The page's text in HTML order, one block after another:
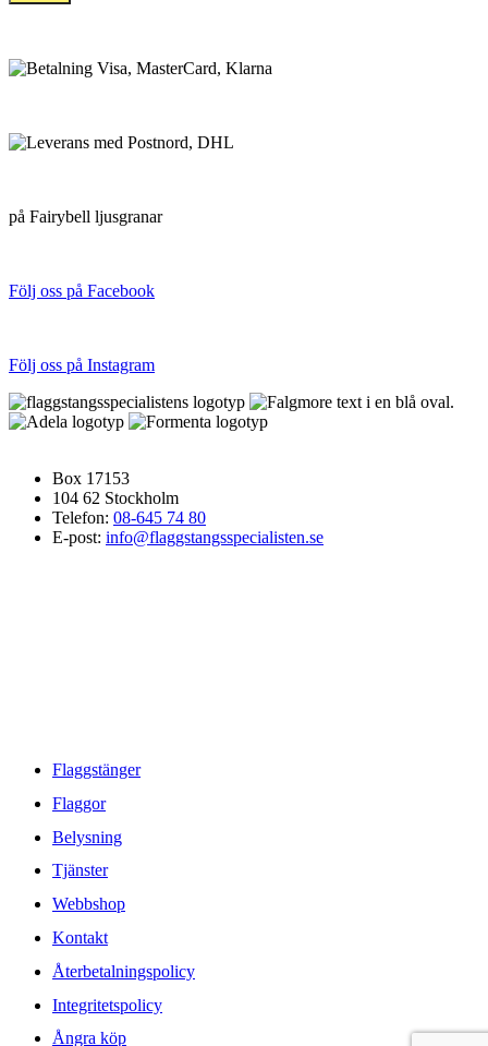
på Fairybell ljusgranar
Följ oss på Facebook
Följ oss på Instagram
Box 17153
104 62 Stockholm
Telefon: 08-645 74 80
E-post: info@flaggstangsspecialisten.se
Flaggstänger
Flaggor
Belysning
Tjänster
Webbshop
Kontakt
Återbetalningspolicy
Integritetspolicy
Ångra köp